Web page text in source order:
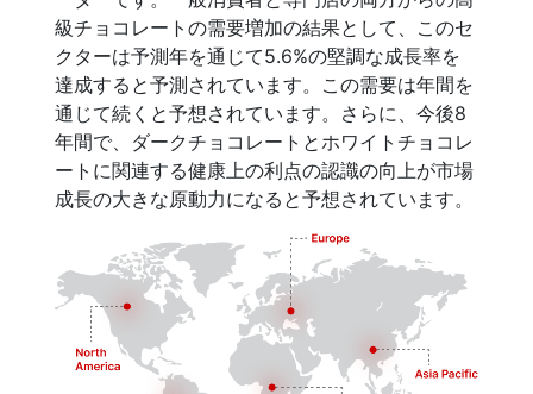
級チョコレートの需要増加の結果として、このセ
クターは予測年を通じて5.6%の堅調な成長率を
達成すると予測されています。この需要は年間を
通じて続くと予想されています。さらに、今後8
年間で、ダークチョコレートとホワイトチョコレ
ートに関連する健康上の利点の認識の向上が市場
成長の大きな原動力になると予想されています。